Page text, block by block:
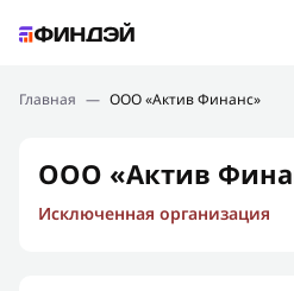
Подбор займа
Новости
Финансовое просвещение
Главная — ООО «Актив Финанс»
ООО «Актив
Исключенная организация
Ошибка:Контактная форма не
Спасибо, что написали нам
Мы свяжемся с Вами в
результат
Отправить